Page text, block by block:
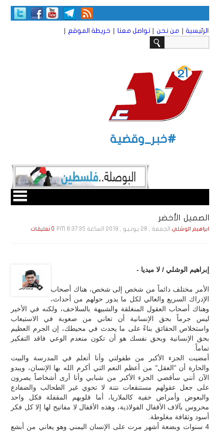
الرئيسية | من نحن | تواصل معنا | خريطة الموقع |
#خبر_وقضية
الصميل الأخضر
ابراهيم الوشلي الجمعة , 28 يـونـيـو , 2019 الساعة 6:37:35 PM 0 تعليقات
إبراهيم الوشلي / لا ميديا -
الأمر مختلف دائماً من شخص إلى شخص، هناك أصحاب
الإدراك السريع والعالي لكل ما يدور حولهم من أحداث،
وهناك أصحاب العقول المنغلقة والشبيهة بالسلاحف، ولكنه في الأخير
ليس جرماً بحق الإنسانية أن تعاني من صعوبة في الاستيعاب
واستخلاص الحقائق بناءً على ما يحدث في محيطك، إن الجرم العظيم
بحق الإنسانية وبحق نفسك هو أن تكون منعدم الوعي فاقد التفكير
تماماً.
أمضيت الجزء الأكبر من طفولتي وأنا أتعلم في المدرسة والبيت
والحارة أن "العقل" من أعظم النعم التي أكرم الله بها الإنسان، ويبدو
الآن أنني سأقضي الجزء الأكبر من شبابي وأنا أرى أشخاصاً يصرون
على جعل عقولهم مستنقعات نتنة لا تحوي غير الطحالب والضفادع
والبعوض وأمراض خفية كالملاريا، أما قلوبهم المقفلة فكل واحد
محروس بآلاف الأقفال الفولاذية، وهذه الأقفال لا مفاتيح لها إلا كل فكر
أسود وثقافة مغلوطة.
4 سنوات وبضعة أشهر مرت على الإنسان اليمني وهو يعاني من أبشع